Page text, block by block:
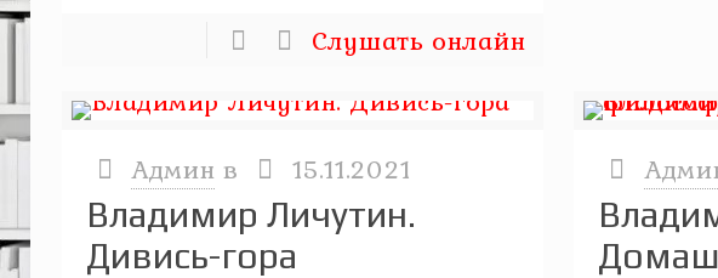
Слушать онлайн
Админ в 15.11.2021
Владимир Личутин.
Дивись-гора